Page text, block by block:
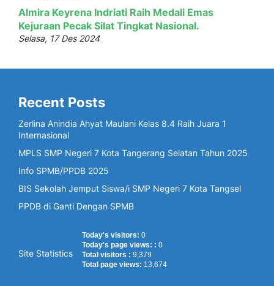
Almira Keyrena Indriati Raih Medali Emas
Kejuraan Pecak Silat Tingkat Nasional.
Selasa, 17 Des 2024
Recent Posts
Zerlina Anindia Ahyat Maulani Kelas 8.4 Raih Juara 1
Internasional
MPLS SMP Negeri 7 Kota Tangerang Selatan Tahun 2025
Info SPMB/PPDB 2025
BIS Sekolah Jemput Siswa/i SMP Negeri 7 Kota Tangsel
PPDB di Ganti Dengan SPMB
Site Statistics
Today's visitors: 0
Today's page views: : 0
Total visitors : 9,379
Total page views: 13,674